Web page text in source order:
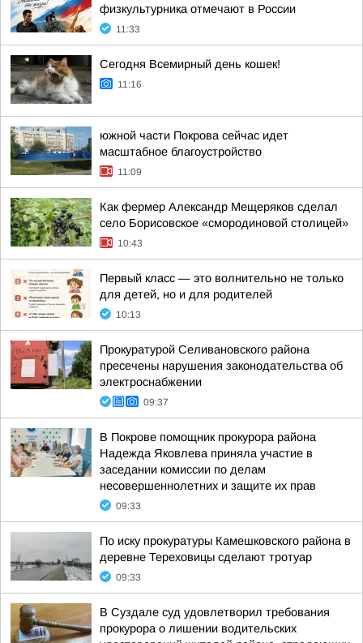
физкультурника отмечают в России
11:33
Сегодня Всемирный день кошек!
11:16
южной части Покрова сейчас идет
масштабное благоустройство
11:09
Как фермер Александр Мещеряков сделал
село Борисовское «смородиновой столицей»
10:43
Первый класс — это волнительно не только
для детей, но и для родителей
10:13
Прокуратурой Селивановского района
пресечены нарушения законодательства об
электроснабжении
09:37
В Покрове помощник прокурора района
Надежда Яковлева приняла участие в
заседании комиссии по делам
несовершеннолетних и защите их прав
09:33
По иску прокуратуры Камешковского района в
деревне Тереховицы сделают тротуар
09:33
В Суздале суд удовлетворил требования
прокурора о лишении водительских